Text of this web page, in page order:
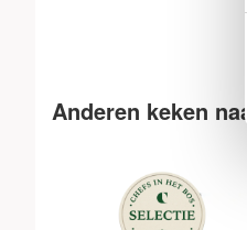
Anderen keken naar